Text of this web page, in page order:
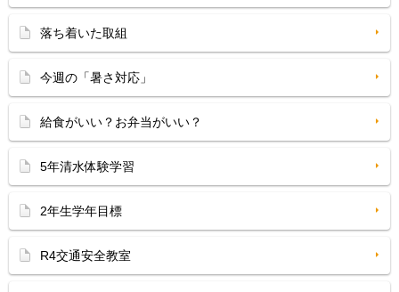
落ち着いた取組
今週の「暑さ対応」
給食がいい？お弁当がいい？
5年清水体験学習
2年生学年目標
R4交通安全教室